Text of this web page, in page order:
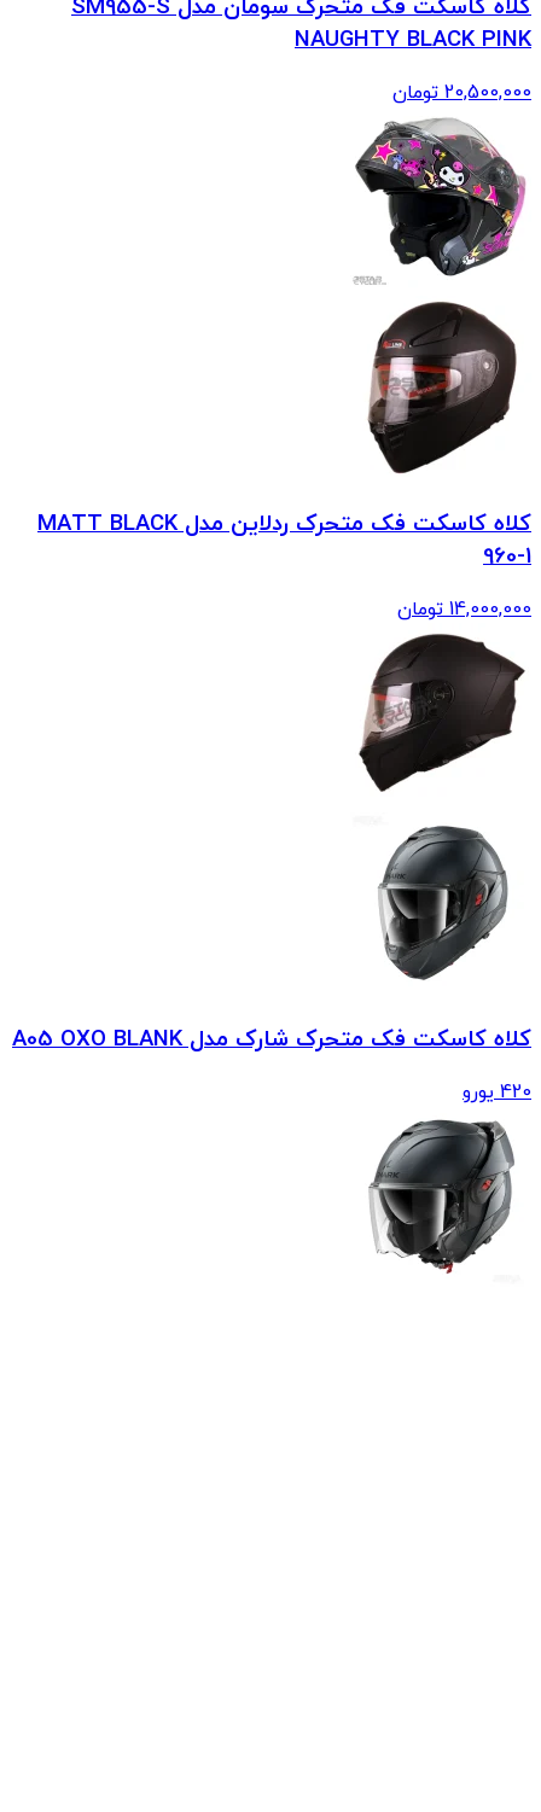
کلاه کاسکت فک متحرک سومان مدل SM955-S
NAUGHTY BLACK PINK
20,500,000 تومان
کلاه کاسکت فک متحرک ردلاین مدل MATT BLACK
960-1
14,000,000 تومان
کلاه کاسکت فک متحرک شارک مدل A05 OXO BLANK
420 یورو